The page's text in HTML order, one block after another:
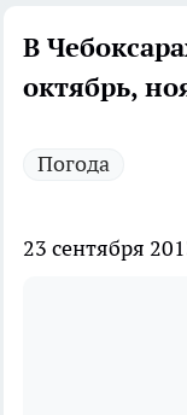
В
октябрь,
Погода
23 сентября